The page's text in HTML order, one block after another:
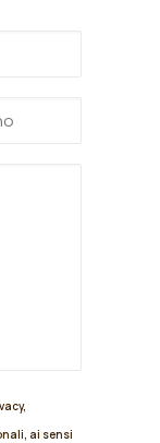
,
ai sensi